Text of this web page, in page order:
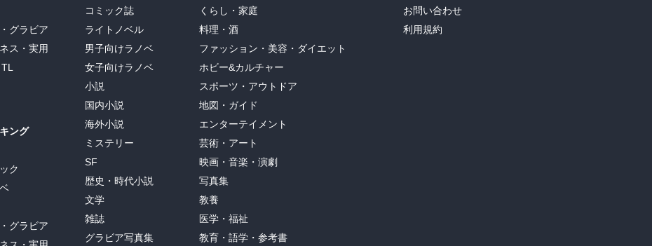
グラビア
ス・実用
TL
ング
ク
グラビア
コミック誌
ライトノベル
男子向けラノベ
女子向けラノベ
小説
国内小説
海外小説
ミステリー
SF
歴史・時代小説
文学
雑誌
グラビア写真集
くらし・家庭
料理・酒
ファッション・美容・ダイエット
ホビー&カルチャー
スポーツ・アウトドア
地図・ガイド
エンターテイメント
芸術・アート
映画・音楽・演劇
写真集
教養
医学・福祉
教育・語学・参考書
お問い合わせ
利用規約